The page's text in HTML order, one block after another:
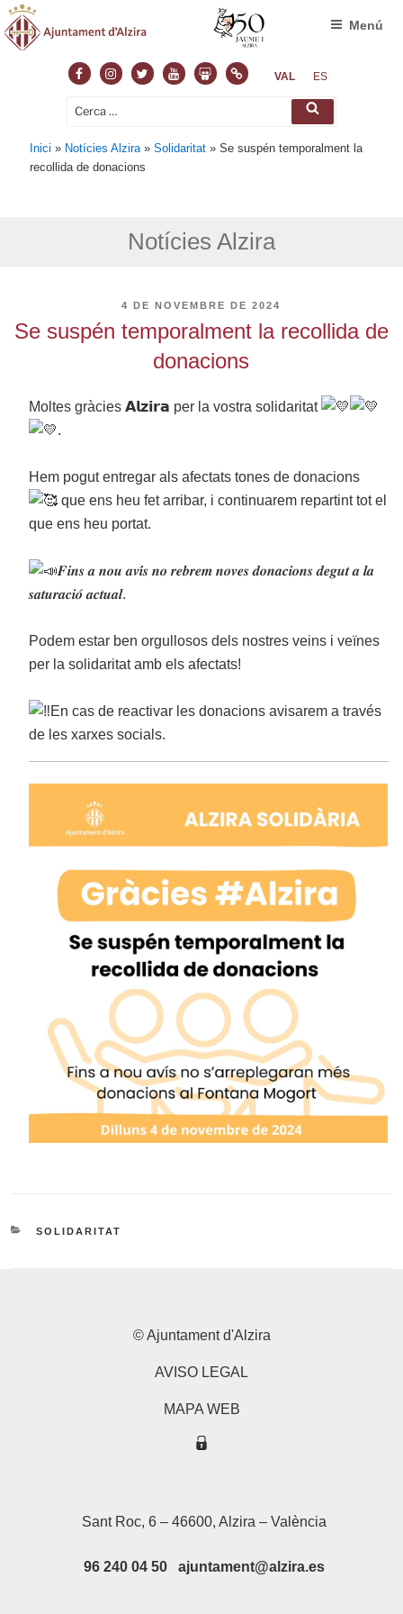
FacebookInstagram
TwitterYoutubeSlideshare
NormasVAL ES
Cerca: Cerca
Menú
Inici » Notícies Alzira »Solidaritat »Se suspén temporalment la
recollida de donacions
Notícies Alzira
PUBLICAT
4 DE NOVEMBRE DE 2024
Se suspén temporalment la recollida de
donacions
Moltes gràcies 𝗔𝗹𝘇𝗶𝗿𝗮 per la vostra solidaritat
.
Hem pogut entregar als afectats tones de donacions
que ens heu fet arribar, i continuarem repartint tot el
que ens heu portat.
𝑭𝒊𝒏𝒔 𝒂 𝒏𝒐𝒖 𝒂𝒗𝒊́𝒔 𝒏𝒐 𝒓𝒆𝒃𝒓𝒆𝒎 𝒏𝒐𝒗𝒆𝒔 𝒅𝒐𝒏𝒂𝒄𝒊𝒐𝒏𝒔 𝒅𝒆𝒈𝒖𝒕 𝒂 𝒍𝒂
𝒔𝒂𝒕𝒖𝒓𝒂𝒄𝒊𝒐́ 𝒂𝒄𝒕𝒖𝒂𝒍.
Podem estar ben orgullosos dels nostres veins i veïnes
per la solidaritat amb els afectats!
En cas de reactivar les donacions avisarem a través
de les xarxes socials.
CATEGORIES
SOLIDARITAT
© Ajuntament d'Alzira
AVISO LEGAL
MAPA WEB
Sant Roc, 6 – 46600, Alzira – València
96 240 04 50 ajuntament@alzira.es